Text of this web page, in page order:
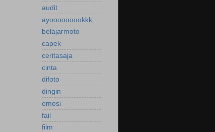
audit
ayooooooookkk
belajarmoto
capek
ceritasaja
cinta
difoto
dingin
emosi
fail
film